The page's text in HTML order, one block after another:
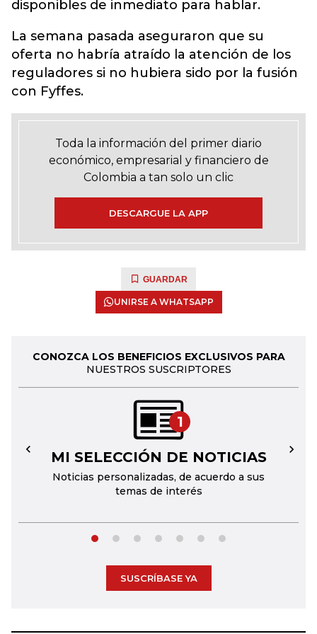
disponibles de inmediato para hablar.
La semana pasada aseguraron que su
oferta no habría atraído la atención de los
reguladores si no hubiera sido por la fusión
con Fyffes.
Toda la información del primer diario
económico, empresarial y financiero de
Colombia a tan solo un clic
DESCARGUE LA APP
GUARDAR
UNIRSE A WHATSAPP
CONOZCA LOS BENEFICIOS EXCLUSIVOS PARA
NUESTROS SUSCRIPTORES
1
MI SELECCIÓN DE NOTICIAS
Noticias personalizadas, de acuerdo a sus
temas de interés
← →
SUSCRÍBASE YA